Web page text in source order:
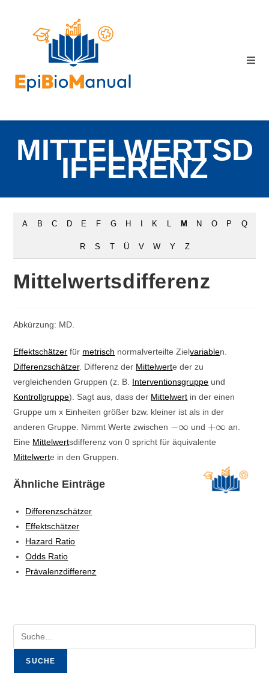
MITTELWERTSD
IFFERENZ
A B C D E F G H K L M N O P Q
R S Ü V W Y Z
Mittelwertsdifferenz
Abkürzung: MD.
Effektschätzer für metrisch normalverteilte Zielvariablen.
Differenzschätzer. Differenz der Mittelwerte der zu
vergleichenden Gruppen (z. B. Interventionsgruppe und
Kontrollgruppe). Sagt aus, dass der Mittelwert in der einen
Gruppe um x Einheiten größer bzw. kleiner ist als in der
anderen Gruppe. Nimmt Werte zwischen -
\infty
−∞ und +\infty
+∞ an.
Eine Mittelwertsdifferenz von 0 spricht für äquivalente
Mittelwerte in den Gruppen.
Ähnliche Einträge
Differenzschätzer
Effektschätzer
Hazard Ratio
Odds Ratio
Prävalenzdifferenz
SUCHE